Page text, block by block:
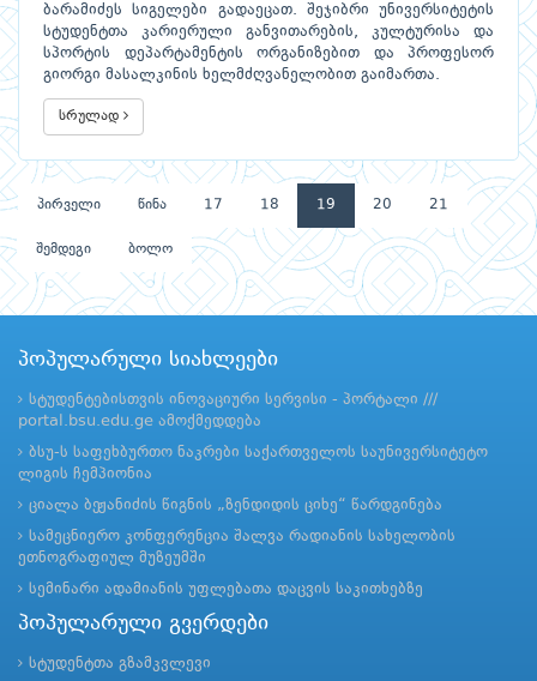
ბარამიძეს სიგელები გადაეცათ. შეჯიბრი უნივერსიტეტის
სტუდენტთა კარიერული განვითარების, კულტურისა და
სპორტის დეპარტამენტის ორგანიზებით და პროფესორ
გიორგი მასალკინის ხელმძღვანელობით გაიმართა.
სრულად
პირველი წინა 17 18 19 20 21
შემდეგი ბოლო
პოპულარული სიახლეები
სტუდენტებისთვის ინოვაციური სერვისი - პორტალი ///
portal.bsu.edu.ge ამოქმედდება
ბსუ-ს საფეხბურთო ნაკრები საქართველოს საუნივერსიტეტო
ლიგის ჩემპიონია
ციალა ბეჟანიძის წიგნის „ზენდიდის ციხე“ წარდგინება
სამეცნიერო კონფერენცია შალვა რადიანის სახელობის
ეთნოგრაფიულ მუზეუმში
სემინარი ადამიანის უფლებათა დაცვის საკითხებზე
პოპულარული გვერდები
სტუდენტთა გზამკვლევი